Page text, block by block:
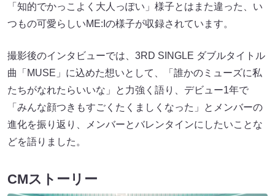
「知的でかっこよく大人っぽい」様子とはまた違った、い
つもの可愛らしいME:Iの様子が収録されています。
撮影後のインタビューでは、3RD SINGLE ダブルタイトル
曲「MUSE」に込めた想いとして、「誰かのミューズに私
たちがなれたらいいな」と力強く語り、デビュー1年で
「みんな顔つきもすごくたくましくなった」とメンバーの
進化を振り返り、メンバーとバレンタインにしたいことな
どを語りました。
CMストーリー